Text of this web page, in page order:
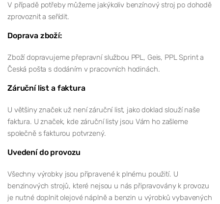
V případě potřeby můžeme jakýkoliv benzínový stroj po dohodě
zprovoznit a seřídit.
Doprava zboží:
Zboží dopravujeme přepravní službou PPL, Geis, PPL Sprint a
Česká pošta s dodáním v pracovních hodinách.
Záruční list a faktura
U většiny značek už není záruční list, jako doklad slouží naše
faktura. U značek, kde záruční listy jsou Vám ho zašleme
společně s fakturou potvrzený.
Uvedení do provozu
Všechny výrobky jsou připravené k plnému použití. U
benzinových strojů, které nejsou u nás připravovány k provozu
je nutné doplnit olejové náplně a benzin u výrobků vybavených